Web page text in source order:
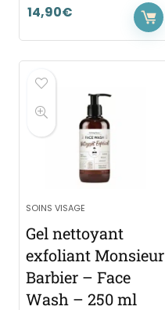
14,90€
SOINS VISAGE
Gel nettoyant
exfoliant Monsieur
Barbier – Face
Wash – 250 ml